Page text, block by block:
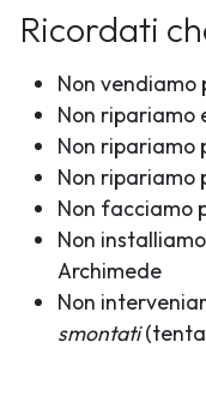
Ricordati
Non vendiamo
Non ripariamo
Non ripariamo
Non ripariamo
Non facciamo
Non
Archimede
Non
smontati